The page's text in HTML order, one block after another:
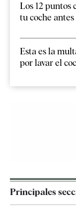
Los 12 puntos
tu coche
Esta es la
por lavar el
Principales